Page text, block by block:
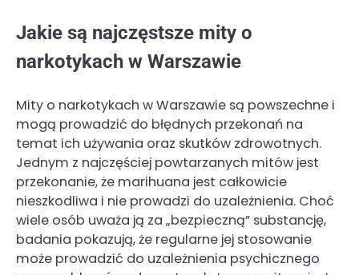
Jakie są najczęstsze mity o
narkotykach w Warszawie
Mity o narkotykach w Warszawie są powszechne i
mogą prowadzić do błędnych przekonań na
temat ich używania oraz skutków zdrowotnych.
Jednym z najczęściej powtarzanych mitów jest
przekonanie, że marihuana jest całkowicie
nieszkodliwa i nie prowadzi do uzależnienia. Choć
wiele osób uważa ją za „bezpieczną” substancję,
badania pokazują, że regularne jej stosowanie
może prowadzić do uzależnienia psychicznego